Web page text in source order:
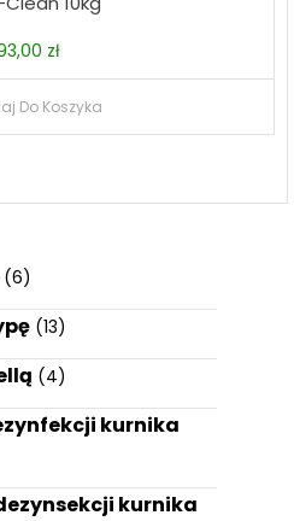
zł
Do Koszyka
(6)
(13)
(4)
kurnika
kurnika